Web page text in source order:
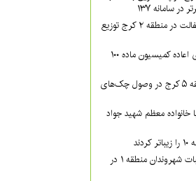
سامانه ۱۳۷
بیش از ۴۴۰۰ تن آسفالت در منطقه ۲ کرج توزیع
پرونده‌های دارای رأی اعاده کمیسیون ماده ۱۰۰
اقدامات قضایی منطقه ۵ کرج در وصول چک‌های
مدیر منطقه ۸ با خانواده معظم شهید جواد
پیگیری میدانی مطالبات شهروندان منطقه ۱ در